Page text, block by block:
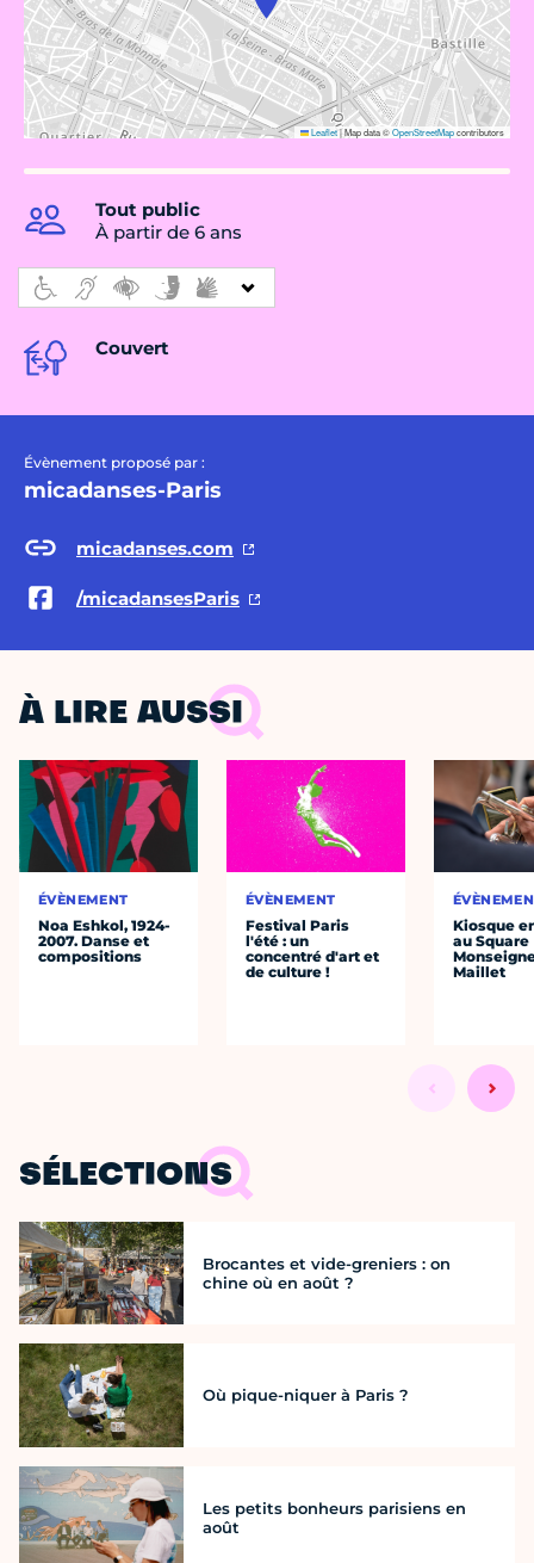
Leaflet|Map data ©OpenStreetMapcontributors
Tout public
À partir de 6 ans
Couvert
Évènement proposé par :
micadanses-Paris
micadanses.com
/micadansesParis
À LIRE AUSSI
ÉVÈNEMENT
Noa Eshkol, 1924-
2007. Danse et
compositions
ÉVÈNEMENT
Festival Paris
l'été : un
concentré d'art et
de culture !
Kiosque
au Square
Maillet
SÉLECTIONS
Brocantes et vide-greniers : on
chine où en août ?
Où pique-niquer à Paris ?
Les petits bonheurs parisiens en
août